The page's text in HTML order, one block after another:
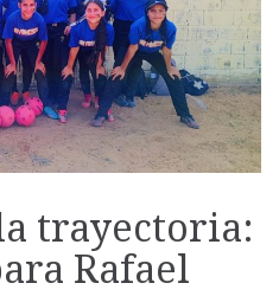
trayectoria:
Rafael